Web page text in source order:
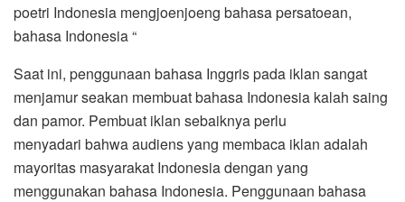
poetri Indonesia mengjoenjoeng bahasa persatoean,
bahasa Indonesia “
Saat ini, penggunaan bahasa Inggris pada iklan sangat
menjamur seakan membuat bahasa Indonesia kalah saing
dan pamor. Pembuat iklan sebaiknya perlu
menyadari bahwa audiens yang membaca iklan adalah
mayoritas masyarakat Indonesia dengan yang
menggunakan bahasa Indonesia. Penggunaan bahasa